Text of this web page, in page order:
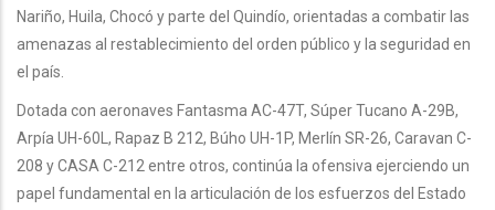
Nariño, Huila, Chocó y parte del Quindío, orientadas a combatir las
amenazas al restablecimiento del orden público y la seguridad en
el país.
Dotada con aeronaves Fantasma AC-47T, Súper Tucano A-29B,
Arpía UH-60L, Rapaz B 212, Búho UH-1P, Merlín SR-26, Caravan C-
208 y CASA C-212 entre otros, continúa la ofensiva ejerciendo un
papel fundamental en la articulación de los esfuerzos del Estado